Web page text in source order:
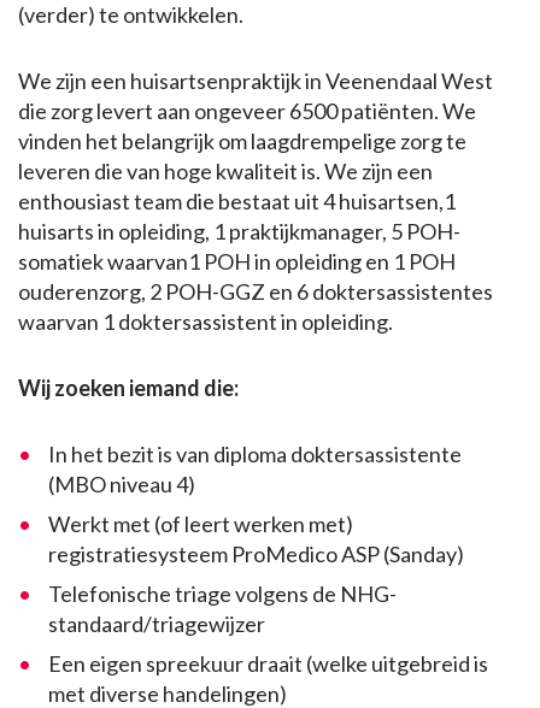
(verder) te ontwikkelen.
We zijn een huisartsenpraktijk in Veenendaal West
die zorg levert aan ongeveer 6500 patiënten. We
vinden het belangrijk om laagdrempelige zorg te
leveren die van hoge kwaliteit is. We zijn een
enthousiast team die bestaat uit 4 huisartsen,1
huisarts in opleiding, 1 praktijkmanager, 5 POH-
somatiek waarvan1 POH in opleiding en 1 POH
ouderenzorg, 2 POH-GGZ en 6 doktersassistentes
waarvan 1 doktersassistent in opleiding.
Wij zoeken iemand die:
In het bezit is van diploma doktersassistente
(MBO niveau 4)
Werkt met (of leert werken met)
registratiesysteem ProMedico ASP (Sanday)
Telefonische triage volgens de NHG-
standaard/triagewijzer
Een eigen spreekuur draait (welke uitgebreid is
met diverse handelingen)